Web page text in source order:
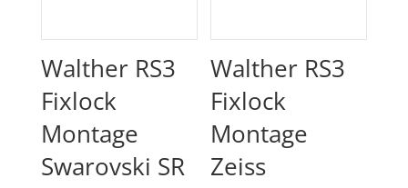
Walther RS3
Fixlock
Montage
Swarovski SR
Walther RS3
Fixlock
Montage
Zeiss